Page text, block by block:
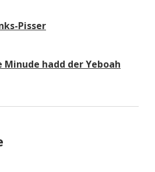
Pisser
hadd der Yeboah